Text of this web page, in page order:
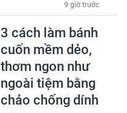
9 giờ trước
3 cách làm bánh
cuốn mềm dẻo,
thơm ngon như
ngoài tiệm bằng
chảo chống dính